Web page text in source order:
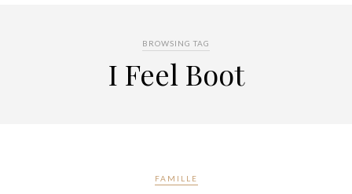
BROWSING TAG
I Feel Boot
FAMILLE